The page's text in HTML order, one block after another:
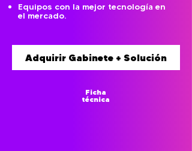
Equipos con la mejor tecnología en
el mercado.
Adquirir Gabinete + Solución
Ficha
técnica